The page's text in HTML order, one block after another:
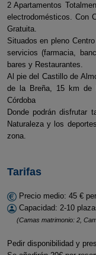
2 Apartamentos
electrodomésticos. Con
Gratuita.
Situados en pleno
servicios (farmacia,
bares y Restaurantes.
Al pie del Castillo de
de la Breña, 15 km de
Córdoba
Donde podrán disfrutar
Naturaleza y los
zona.
Tarifas
Precio medio: 45 €
Capacidad: 2-10
(Camas matrimonio: 2,
Pedir disponibilidad y